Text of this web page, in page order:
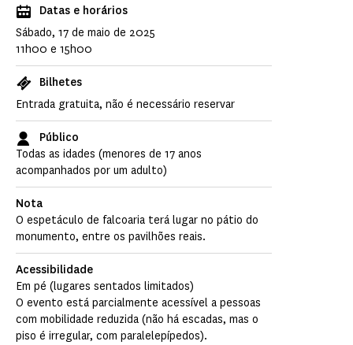
Datas e horários
Sábado, 17 de maio de 2025
11h00 e 15h00
Bilhetes
Entrada gratuita, não é necessário reservar
Público
Todas as idades (menores de 17 anos
acompanhados por um adulto)
Nota
O espetáculo de falcoaria terá lugar no pátio do
monumento, entre os pavilhões reais.
Acessibilidade
Em pé (lugares sentados limitados)
O evento está parcialmente acessível a pessoas
com mobilidade reduzida (não há escadas, mas o
piso é irregular, com paralelepípedos).